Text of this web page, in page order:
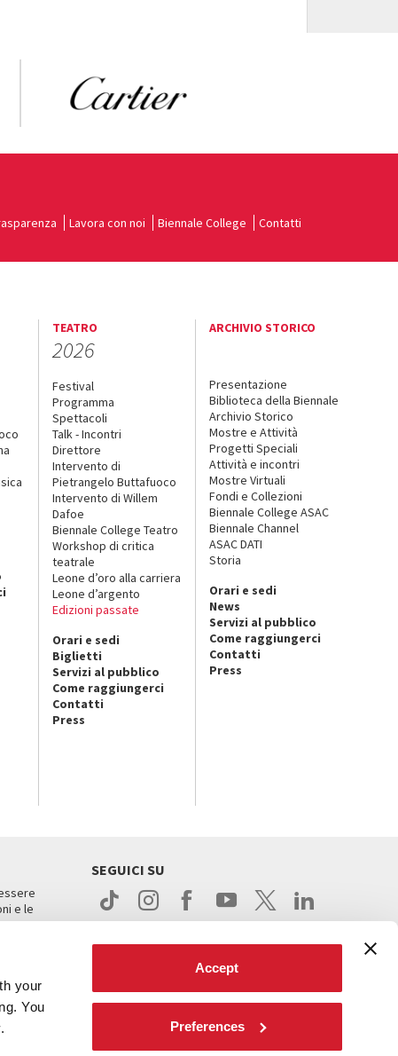
your
You
Accept
Preferences
Lavora con noi Biennale College Contatti
TEATRO
2026
Festival
Programma
Spettacoli
Talk - Incontri
Direttore
Intervento di
Pietrangelo Buttafuoco
Intervento di Willem
Dafoe
Biennale College Teatro
Workshop di critica
teatrale
Leone d’oro alla carriera
Leone d’argento
Edizioni passate
Orari e sedi
Biglietti
Servizi al pubblico
Come raggiungerci
Contatti
Press
ARCHIVIO STORICO
Presentazione
Biblioteca della Biennale
Archivio Storico
Mostre e Attività
Progetti Speciali
Attività e incontri
Mostre Virtuali
Fondi e Collezioni
Biennale College ASAC
Biennale Channel
ASAC DATI
Storia
Orari e sedi
News
Servizi al pubblico
Come raggiungerci
Contatti
Press
e le
SEGUICI SU